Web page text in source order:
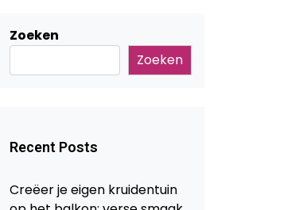
Zoeken
Zoeken
Recent Posts
Creëer je eigen kruidentuin